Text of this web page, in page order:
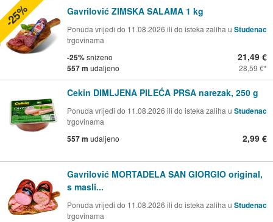
Gavrilović ZIMSKA SALAMA 1 kg
Ponuda vrijedi do 11.08.2026 ili do isteka zaliha u Studenac
trgovinama
-25%sniženo
557 m udaljeno
21,49 €
28,59 €
-25%
Cekin DIMLJENA PILEĆA PRSA narezak, 250 g
Ponuda vrijedi do 11.08.2026 ili do isteka zaliha u Studenac
trgovinama
557 m udaljeno 2,99 €
Gavrilović MORTADELA SAN GIORGIO original,
s masli...
Ponuda vrijedi do 11.08.2026 ili do isteka zaliha u Studenac
trgovinama